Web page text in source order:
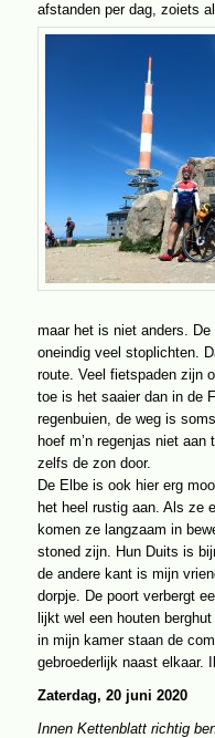
afstanden per dag, zoiets
maar het is niet anders.
oneindig veel stoplichten.
route. Veel fietspaden zijn
toe is het saaier dan in de
regenbuien, de weg is
hoef m’n regenjas niet
zelfs de zon door.
De Elbe is ook hier erg
het heel rustig aan. Als ze
komen ze langzaam in
stoned zijn. Hun Duits is
de andere kant is mijn
dorpje. De poort verbergt
lijkt wel een houten
in mijn kamer staan de
gebroederlijk naast elkaar.
Zaterdag, 20 juni 2020
Innen Kettenblatt richtig